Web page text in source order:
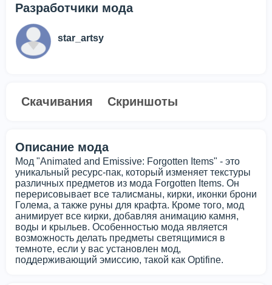
Разработчики мода
star_artsy
Скачивания Скриншоты
Описание мода
Мод "Animated and Emissive: Forgotten Items" - это
уникальный ресурс-пак, который изменяет текстуры
различных предметов из мода Forgotten Items. Он
перерисовывает все талисманы, кирки, иконки брони
Голема, а также руны для крафта. Кроме того, мод
анимирует все кирки, добавляя анимацию камня,
воды и крыльев. Особенностью мода является
возможность делать предметы светящимися в
темноте, если у вас установлен мод,
поддерживающий эмиссию, такой как Optifine.